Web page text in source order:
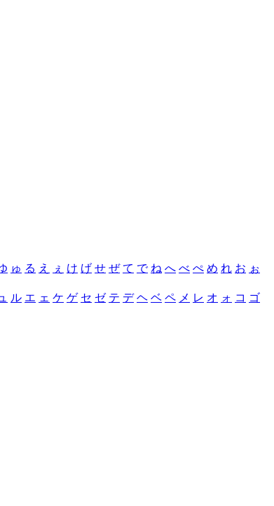
ゅ る え ぇ け げ せ ぜ て で ね へ べ ぺ め れ お ぉ
ル エ ェ ケ ゲ セ ゼ テ デ ヘ ベ ペ メ レ オ ォ コ ゴ